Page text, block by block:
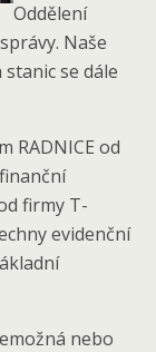
Oddělení
Naše
se dále
RADNICE od
firmy T-
evidenční
nebo